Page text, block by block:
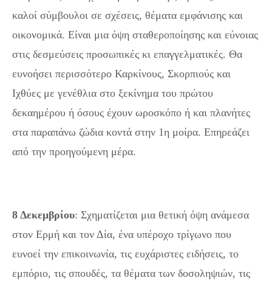
καλοί σύμβουλοι σε σχέσεις, θέματα εμφάνισης και
οικονομικά. Είναι μια όψη σταθεροποίησης και εύνοιας
στις δεσμεύσεις προσωπικές κι επαγγελματικές. Θα
ευνοήσει περισσότερο Καρκίνους, Σκορπιούς και
Ιχθύες με γενέθλια στο ξεκίνημα του πρώτου
δεκαημέρου ή όσους έχουν ωροσκόπο ή και πλανήτες
στα παραπάνω ζώδια κοντά στην 1η μοίρα. Επηρεάζει
από την προηγούμενη μέρα.
8 Δεκεμβρίου: Σχηματίζεται μια θετική όψη ανάμεσα
στον Ερμή και τον Δία, ένα υπέροχο τρίγωνο που
ευνοεί την επικοινωνία, τις ευχάριστες ειδήσεις, το
εμπόριο, τις σπουδές, τα θέματα των δοσοληψιών, τις